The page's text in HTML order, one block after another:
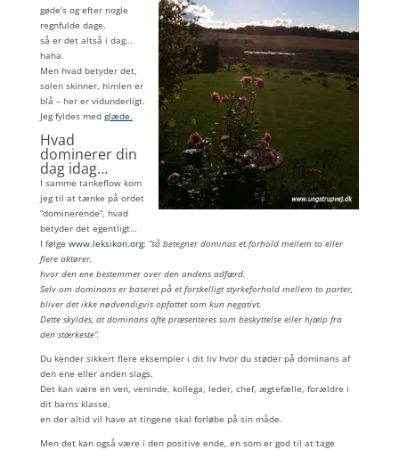
gøde’s og efter nogle
regnfulde dage,
så er det altså i dag…
haha.
Men hvad betyder det,
solen skinner, himlen er
blå – her er vidunderligt.
Jeg fyldes med glæde.
Hvad
dominerer din
dag idag…
I samme tankeflow kom
jeg til at tænke på ordet
“dominerende”, hvad
betyder det egentligt…
I følge www.leksikon.org: “så betegner dominas et forhold mellem to eller
flere aktører,
hvor den ene bestemmer over den andens adfærd.
Selv om dominans er baseret på et forskelligt styrkeforhold mellem to parter,
bliver det ikke nødvendigvis opfattet som kun negativt.
Dette skyldes, at dominans ofte præsenteres som beskyttelse eller hjælp fra
den stærkeste”.
Du kender sikkert flere eksempler i dit liv hvor du støder på dominans af
den ene eller anden slags.
Det kan være en ven, veninde, kollega, leder, chef, ægtefælle, forældre i
dit barns klasse,
en der altid vil have at tingene skal forløbe på sin måde.
Men det kan også være i den positive ende, en som er god til at tage